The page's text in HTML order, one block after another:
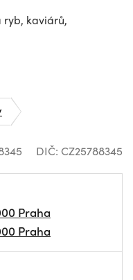
ryb, kaviárů,
DIČ: CZ25788345
Praha
Praha